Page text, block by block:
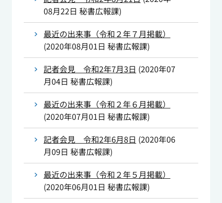
08月22日 秘書広報課)
最近の出来事（令和２年７月掲載）
(2020年08月01日 秘書広報課)
記者会見 令和2年7月3日 (2020年07
月04日 秘書広報課)
最近の出来事（令和２年６月掲載）
(2020年07月01日 秘書広報課)
記者会見 令和2年6月8日 (2020年06
月09日 秘書広報課)
最近の出来事（令和２年５月掲載）
(2020年06月01日 秘書広報課)